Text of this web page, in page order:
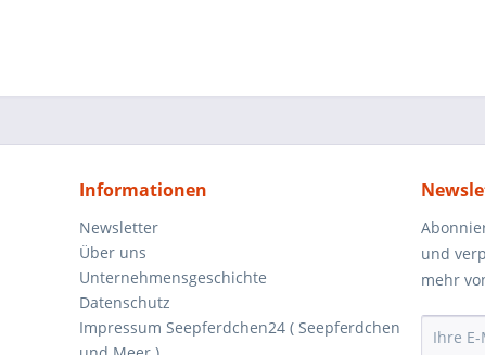
Informationen
Newsletter
Über uns
Unternehmensgeschichte
Datenschutz
Impressum Seepferdchen24 ( Seepferdchen
und
mehr